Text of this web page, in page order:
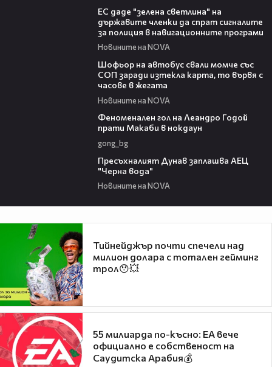
ЕС даде "зелена светлина" на
държавите членки да спрат сигналите
за полиция в навигационните програми
Новините на NOVA
Шофьор на автобус свали момче със
СОП заради изтекла карта, то вървя с
часове в жегата
Новините на NOVA
Феноменален гол на Леандро Годой
прати Макаби в нокдаун
gong_bg
Пресъхналият Дунав заплашва АЕЦ
"Черна вода"
Новините на NOVA
Тийнейджър почти спечели над
милион долара с тотален гейминг
трол😯💥
55 милиарда по-късно: EA вече
официално е собственост на
Саудитска Арабия💰